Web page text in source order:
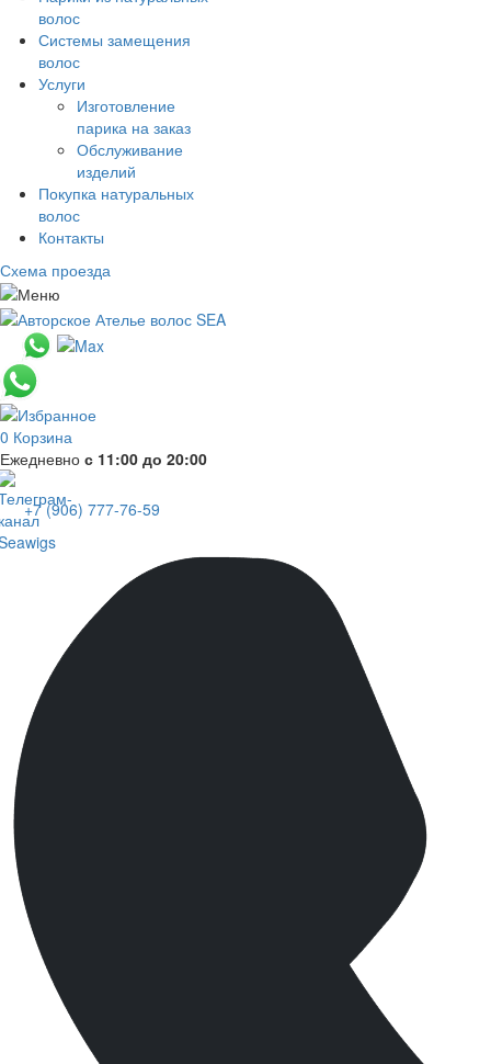
волос
Системы замещения
волос
Услуги
Изготовление
парика на заказ
Обслуживание
изделий
Покупка натуральных
волос
Контакты
Схема проезда
0 Корзина
Ежедневно с 11:00 до 20:00
+7 (906) 777-76-59